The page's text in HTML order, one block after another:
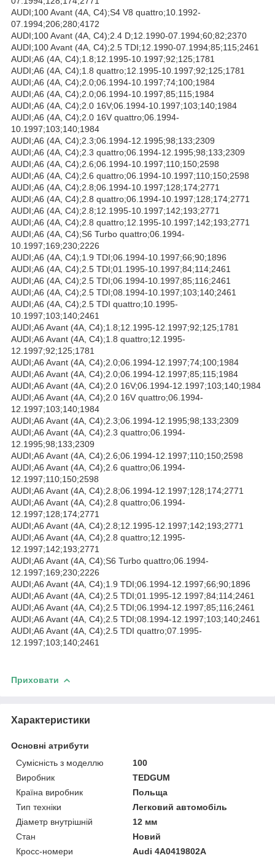
AUDI;100 Avant (4A, C4);S4 V8 quattro;10.1992-
07.1994;206;280;4172
AUDI;100 Avant (4A, C4);2.4 D;12.1990-07.1994;60;82;2370
AUDI;100 Avant (4A, C4);2.5 TDI;12.1990-07.1994;85;115;2461
AUDI;A6 (4A, C4);1.8;12.1995-10.1997;92;125;1781
AUDI;A6 (4A, C4);1.8 quattro;12.1995-10.1997;92;125;1781
AUDI;A6 (4A, C4);2.0;06.1994-10.1997;74;100;1984
AUDI;A6 (4A, C4);2.0;06.1994-10.1997;85;115;1984
AUDI;A6 (4A, C4);2.0 16V;06.1994-10.1997;103;140;1984
AUDI;A6 (4A, C4);2.0 16V quattro;06.1994-
10.1997;103;140;1984
AUDI;A6 (4A, C4);2.3;06.1994-12.1995;98;133;2309
AUDI;A6 (4A, C4);2.3 quattro;06.1994-12.1995;98;133;2309
AUDI;A6 (4A, C4);2.6;06.1994-10.1997;110;150;2598
AUDI;A6 (4A, C4);2.6 quattro;06.1994-10.1997;110;150;2598
AUDI;A6 (4A, C4);2.8;06.1994-10.1997;128;174;2771
AUDI;A6 (4A, C4);2.8 quattro;06.1994-10.1997;128;174;2771
AUDI;A6 (4A, C4);2.8;12.1995-10.1997;142;193;2771
AUDI;A6 (4A, C4);2.8 quattro;12.1995-10.1997;142;193;2771
AUDI;A6 (4A, C4);S6 Turbo quattro;06.1994-
10.1997;169;230;2226
AUDI;A6 (4A, C4);1.9 TDI;06.1994-10.1997;66;90;1896
AUDI;A6 (4A, C4);2.5 TDI;01.1995-10.1997;84;114;2461
AUDI;A6 (4A, C4);2.5 TDI;06.1994-10.1997;85;116;2461
AUDI;A6 (4A, C4);2.5 TDI;08.1994-10.1997;103;140;2461
AUDI;A6 (4A, C4);2.5 TDI quattro;10.1995-
10.1997;103;140;2461
AUDI;A6 Avant (4A, C4);1.8;12.1995-12.1997;92;125;1781
AUDI;A6 Avant (4A, C4);1.8 quattro;12.1995-
12.1997;92;125;1781
AUDI;A6 Avant (4A, C4);2.0;06.1994-12.1997;74;100;1984
AUDI;A6 Avant (4A, C4);2.0;06.1994-12.1997;85;115;1984
AUDI;A6 Avant (4A, C4);2.0 16V;06.1994-12.1997;103;140;1984
AUDI;A6 Avant (4A, C4);2.0 16V quattro;06.1994-
12.1997;103;140;1984
AUDI;A6 Avant (4A, C4);2.3;06.1994-12.1995;98;133;2309
AUDI;A6 Avant (4A, C4);2.3 quattro;06.1994-
12.1995;98;133;2309
AUDI;A6 Avant (4A, C4);2.6;06.1994-12.1997;110;150;2598
AUDI;A6 Avant (4A, C4);2.6 quattro;06.1994-
12.1997;110;150;2598
AUDI;A6 Avant (4A, C4);2.8;06.1994-12.1997;128;174;2771
AUDI;A6 Avant (4A, C4);2.8 quattro;06.1994-
12.1997;128;174;2771
AUDI;A6 Avant (4A, C4);2.8;12.1995-12.1997;142;193;2771
AUDI;A6 Avant (4A, C4);2.8 quattro;12.1995-
12.1997;142;193;2771
AUDI;A6 Avant (4A, C4);S6 Turbo quattro;06.1994-
12.1997;169;230;2226
AUDI;A6 Avant (4A, C4);1.9 TDI;06.1994-12.1997;66;90;1896
AUDI;A6 Avant (4A, C4);2.5 TDI;01.1995-12.1997;84;114;2461
AUDI;A6 Avant (4A, C4);2.5 TDI;06.1994-12.1997;85;116;2461
AUDI;A6 Avant (4A, C4);2.5 TDI;08.1994-12.1997;103;140;2461
AUDI;A6 Avant (4A, C4);2.5 TDI quattro;07.1995-
12.1997;103;140;2461
Приховати
Характеристики
Основні атрибути
Сумісність з моделлю
100
Виробник
TEDGUM
Країна виробник
Польща
Тип техніки
Легковий автомобіль
Діаметр внутрішній
12 мм
Стан
Новий
Кросс-номери
Audi 4A0419802A